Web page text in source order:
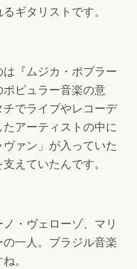
ギタリストです。
『ムジカ・ポプラー
ピュラー音楽の意
でライブやレコーデ
アーティストの中に
ァン」が入っていた
えていたんです。
・ヴェローゾ、マリ
一人。ブラジル音楽
。